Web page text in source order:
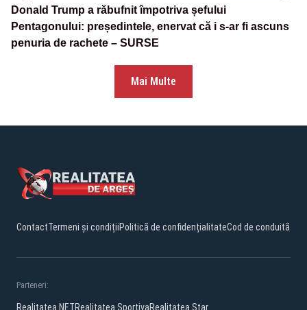
Donald Trump a răbufnit împotriva șefului
Pentagonului: președintele, enervat că i s-ar fi ascuns
penuria de rachete – SURSE
Mai Multe
ContactTermeni și condițiiPolitică de confidențialitateCod de conduită
Parteneri:
Realitatea.NETRealitatea SportivaRealitatea Star